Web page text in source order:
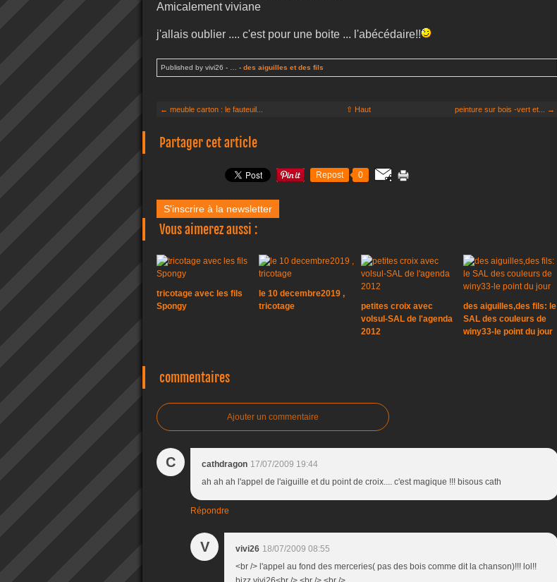
Amicalement viviane
j'allais oublier .... c'est pour une boite ... l'abécédaire!!
Published by vivi26 - - des aiguilles et des fils
← meuble carton : le fauteuil... ⇧ Haut peinture sur bois -vert et... →
Partager cet article
Repost 0
S'inscrire à la newsletter
Vous aimerez aussi :
tricotage avec les fils
Spongy
le 10 decembre2019 ,
tricotage
petites croix avec
volsul-SAL de l'agenda
2012
des aiguilles,des fils: le
SAL des couleurs de
winy33-le point du jour
commentaires
Ajouter un commentaire
C cathdragon 17/07/2009 19:44
ah ah ah l'appel de l'aiguille et du point de croix.... c'est magique !!! bisous cath
Répondre
V vivi26 18/07/2009 08:55
<br /> l'appel au fond des merceries( pas des bois comme dit la chanson)!!! lol!!